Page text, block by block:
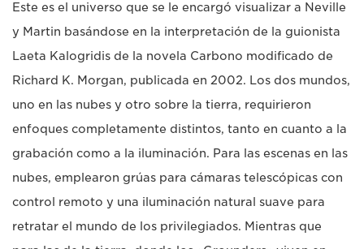
Este es el universo que se le encargó visualizar a Neville
y Martin basándose en la interpretación de la guionista
Laeta Kalogridis de la novela Carbono modificado de
Richard K. Morgan, publicada en 2002. Los dos mundos,
uno en las nubes y otro sobre la tierra, requirieron
enfoques completamente distintos, tanto en cuanto a la
grabación como a la iluminación. Para las escenas en las
nubes, emplearon grúas para cámaras telescópicas con
control remoto y una iluminación natural suave para
retratar el mundo de los privilegiados. Mientras que